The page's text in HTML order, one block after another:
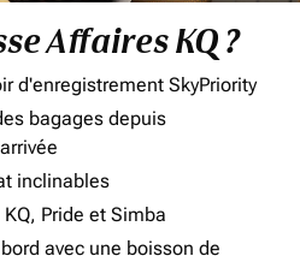
Affaires KQ ?
d'enregistrement SkyPriority
bagages depuis
inclinables
Pride et Simba
avec une boisson de